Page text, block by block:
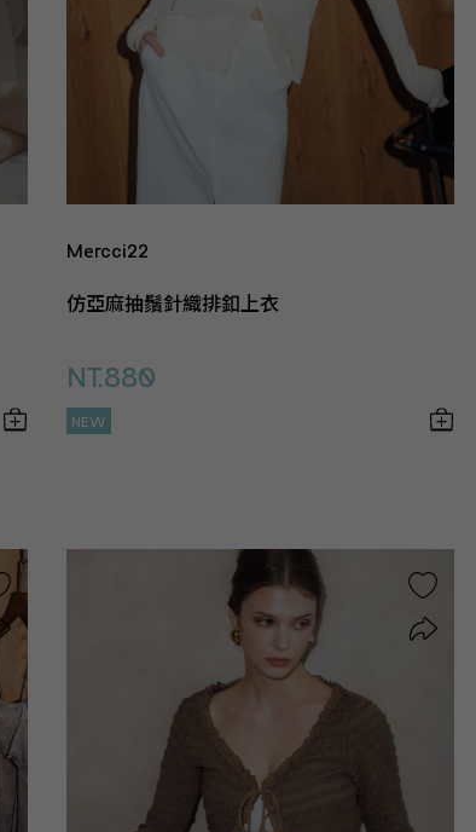
Mercci22
仿亞麻抽鬚針織排釦上衣
NT.880
NEW